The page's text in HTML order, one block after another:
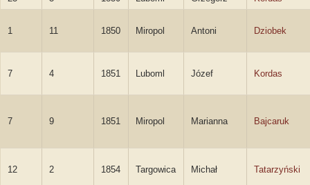
1 11 1850 Miropol Antoni Dziobek
7 4 1851 Luboml Józef Kordas
7 9 1851 Miropol Marianna Bajcaruk
12 2 1854 Targowica Michał Tatarzyński